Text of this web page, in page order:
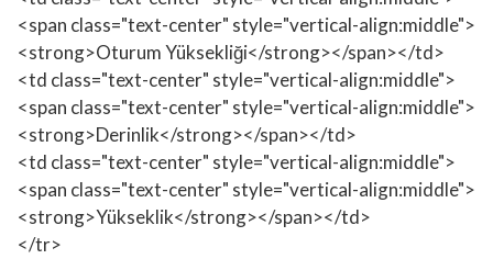
<span class="text-center" style="vertical-align:middle">
<strong>Oturum Yüksekliği</strong></span></td>
<td class="text-center" style="vertical-align:middle">
<span class="text-center" style="vertical-align:middle">
<strong>Derinlik</strong></span></td>
<td class="text-center" style="vertical-align:middle">
<span class="text-center" style="vertical-align:middle">
<strong>Yükseklik</strong></span></td>
</tr>